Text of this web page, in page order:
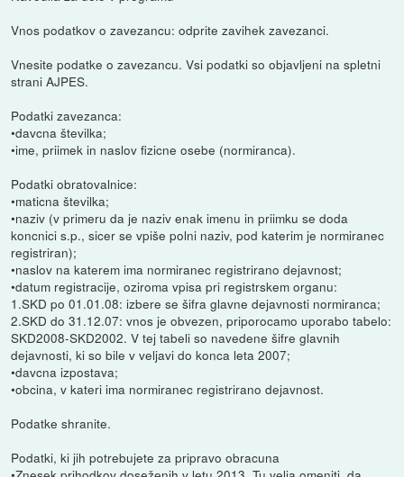
Vnos podatkov o zavezancu: odprite zavihek zavezanci.
Vnesite podatke o zavezancu. Vsi podatki so objavljeni na spletni
strani AJPES.
Podatki zavezanca:
•davcna številka;
•ime, priimek in naslov fizicne osebe (normiranca).
Podatki obratovalnice:
•maticna številka;
•naziv (v primeru da je naziv enak imenu in priimku se doda
koncnici s.p., sicer se vpiše polni naziv, pod katerim je normiranec
registriran);
•naslov na katerem ima normiranec registrirano dejavnost;
•datum registracije, oziroma vpisa pri registrskem organu:
1.SKD po 01.01.08: izbere se šifra glavne dejavnosti normiranca;
2.SKD do 31.12.07: vnos je obvezen, priporocamo uporabo tabelo:
SKD2008-SKD2002. V tej tabeli so navedene šifre glavnih
dejavnosti, ki so bile v veljavi do konca leta 2007;
•davcna izpostava;
•obcina, v kateri ima normiranec registrirano dejavnost.
Podatke shranite.
Podatki, ki jih potrebujete za pripravo obracuna